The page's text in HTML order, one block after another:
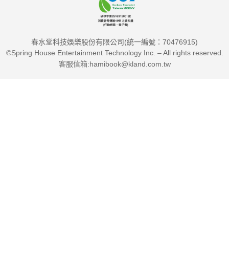
春水堂科技娛樂股份有限公司(統一編號：70476915)
©Spring House Entertainment Technology Inc. – All rights reserved.
客服信箱:hamibook@kland.com.tw